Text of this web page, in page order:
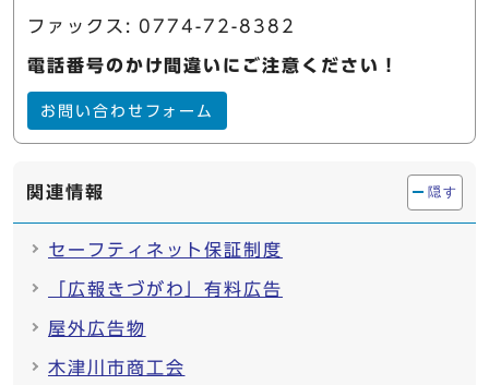
ファックス: 0774-72-8382
電話番号のかけ間違いにご注意ください！
お問い合わせフォーム
関連情報 隠す
セーフティネット保証制度
「広報きづがわ」有料広告
屋外広告物
木津川市商工会